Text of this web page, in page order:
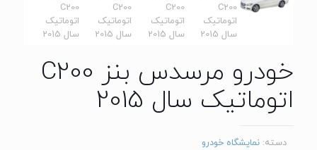
خودرو مرسدس بنز C200
اتوماتیک سال 2015
دسته: نمایشگاه خودرو